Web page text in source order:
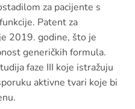
za pacijente s
Patent za
2019. godine, što je
generičkih formula.
faze III koje istražuju
aktivne tvari koje bi